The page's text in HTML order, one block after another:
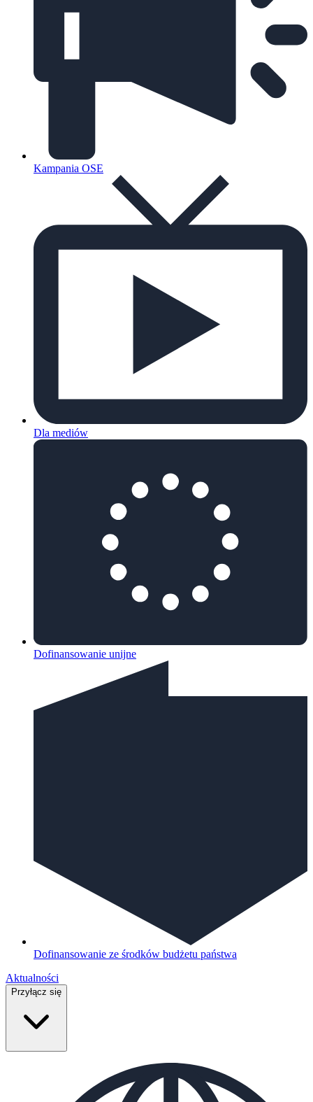
Kampania OSE
Dla mediów
Dofinansowanie unijne
Dofinansowanie ze środków budżetu państwa
Aktualności
Przyłącz się